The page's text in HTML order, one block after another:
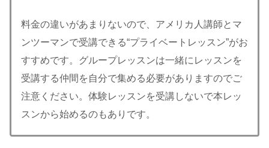
料金の違いがあまりないので、アメリカ人講師とマ
ンツーマンで受講できる“プライベートレッスン”がお
すすめです。グループレッスンは一緒にレッスンを
受講する仲間を自分で集める必要がありますのでご
注意ください。体験レッスンを受講しないで本レッ
スンから始めるのもありです。